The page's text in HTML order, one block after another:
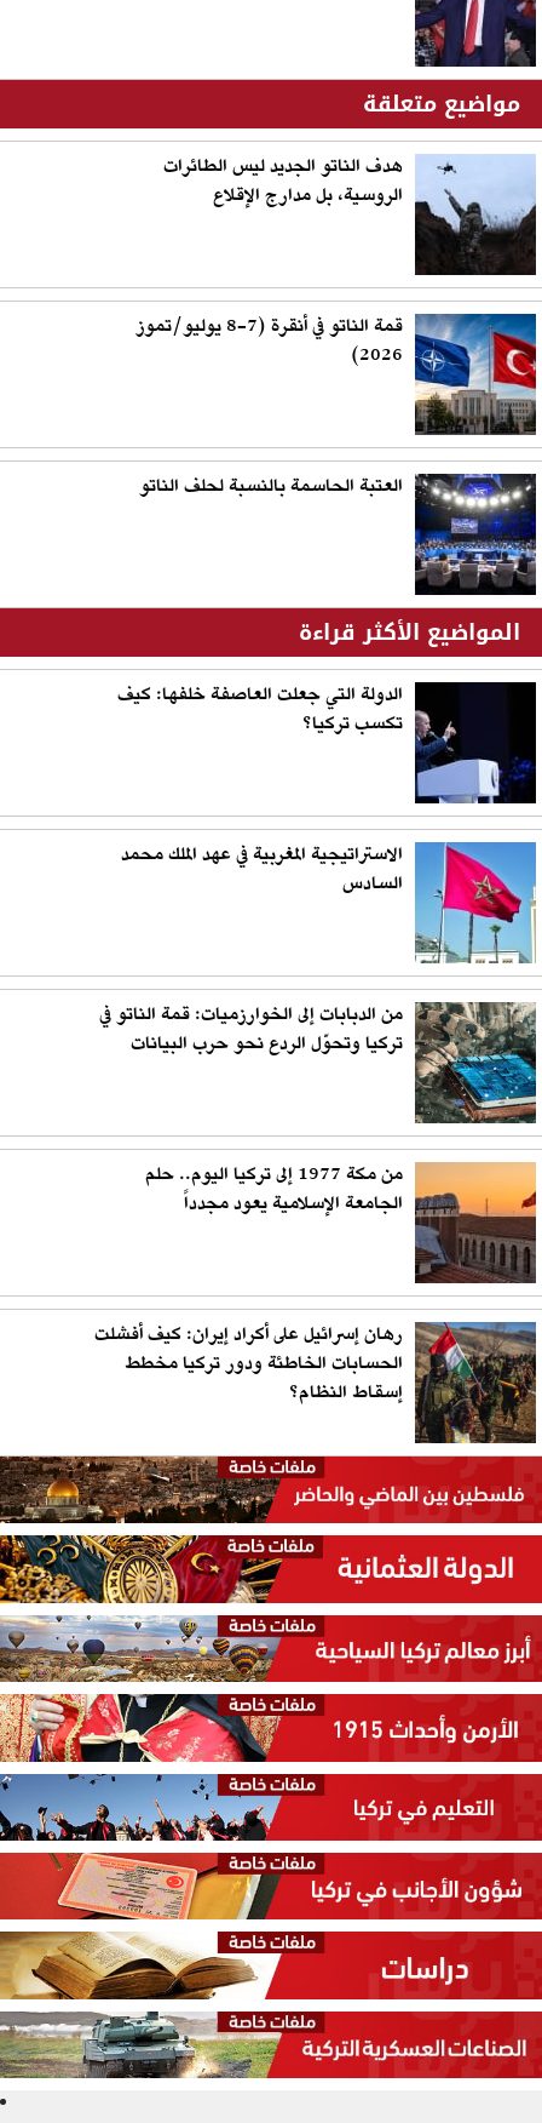
مواضيع متعلقة
هدف الناتو الجديد ليس الطائرات
الروسية، بل مدارج الإقلاع
قمة الناتو في أنقرة (7-8 يوليو/تموز
2026)
العتبة الحاسمة بالنسبة لحلف الناتو
المواضيع الأكثر قراءة
الدولة التي جعلت العاصفة خلفها: كيف
تكسب تركيا؟
الاستراتيجية المغربية في عهد الملك محمد
السادس
من الدبابات إلى الخوارزميات: قمة الناتو في
تركيا وتحوّل الردع نحو حرب البيانات
من مكة 1977 إلى تركيا اليوم.. حلم
الجامعة الإسلامية يعود مجدداً
رهان إسرائيل على أكراد إيران: كيف أفشلت
الحسابات الخاطئة ودور تركيا مخطط
إسقاط النظام؟